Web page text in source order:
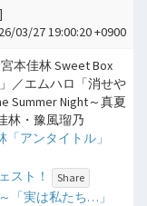
]
03/27 19:00:20 +0900
宮本佳林 Sweet Box
／エムハロ「消せや
Summer Night～真夏
林・豫風瑠乃
「アンタイトル」
スト！ Share
「実は私たち…」